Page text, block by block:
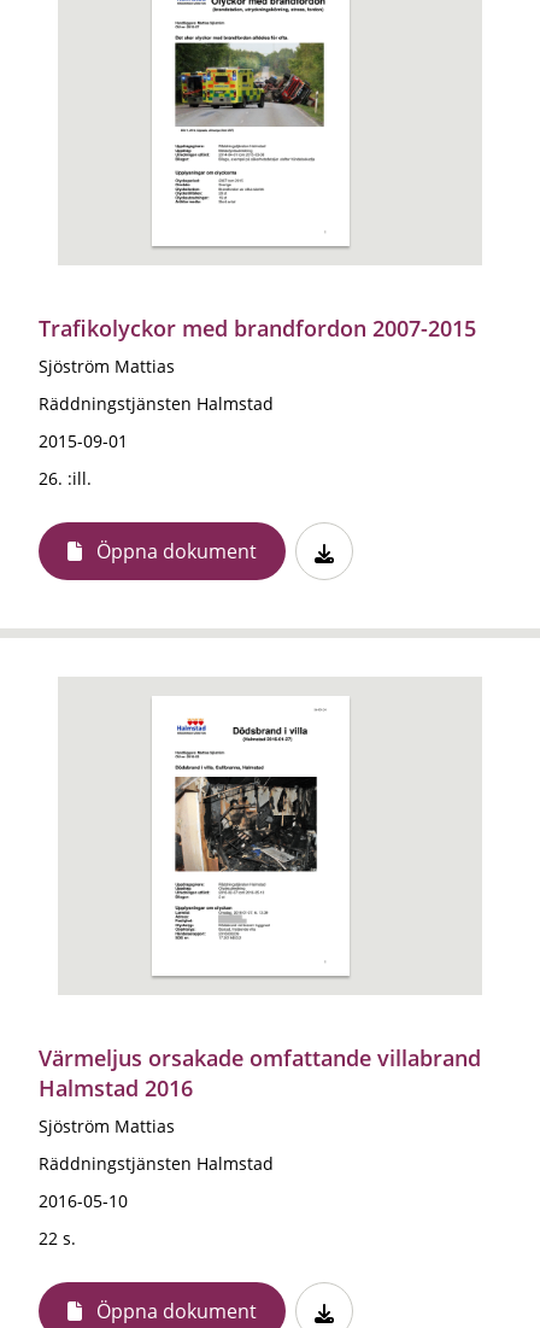
Trafikolyckor med brandfordon 2007-2015
Sjöström Mattias
Räddningstjänsten Halmstad
2015-09-01
26. :ill.
Öppna dokument
Värmeljus orsakade omfattande villabrand
Halmstad 2016
Sjöström Mattias
Räddningstjänsten Halmstad
2016-05-10
22 s.
Öppna dokument